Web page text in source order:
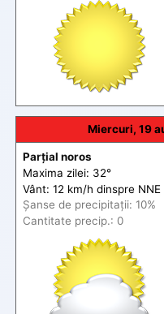
Miercuri, 19
Parțial noros
Maxima zilei: 32°
Vânt: 12 km/h dinspre NNE
Șanse de precipitații: 10%
Cantitate precip.: 0